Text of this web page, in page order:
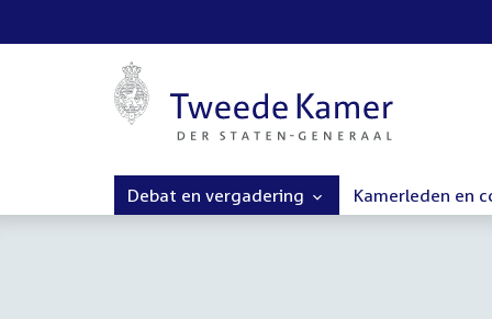
Debat en vergadering Kamerleden en